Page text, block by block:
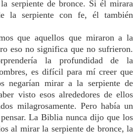
serpiente de bronce. Si él mirara
la serpiente con fe, él también
que aquellos que miraron a la
eso no significa que no sufrieron.
la profundidad de la
es difícil para mí creer que
negarían mirar a la serpiente de
visto esos alrededores de ellos
milagrosamente. Pero había un
La Biblia nunca dijo que los
al mirar la serpiente de bronce, la